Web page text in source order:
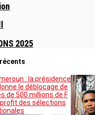
2025
: la présidence
le déblocage de
de 500 millions de F
des sélections